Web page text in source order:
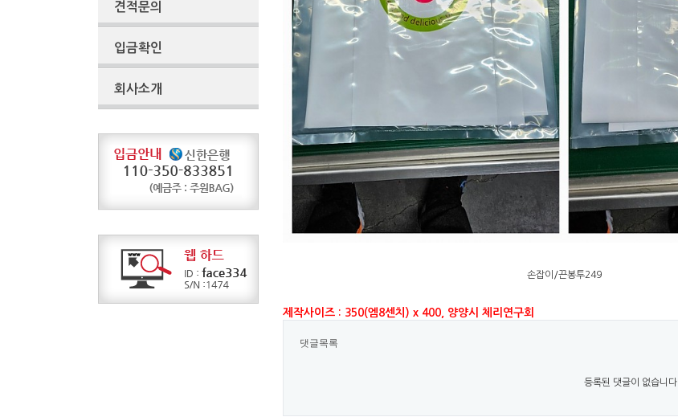
견적문의
입금확인
회사소개
손잡이/끈봉투249
제작사이즈 : 350(엠8센치) x 400, 양양시 체리연구회
댓글목록
등록된 댓글이 없습니다.